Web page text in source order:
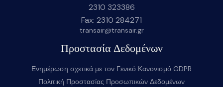
2310 323386
Fax: 2310 284271
transair@transair.gr
Προστασία Δεδομένων
Ενημέρωση σχετικά με τον Γενικό Κανονισμό GDPR
Πολιτική Προστασίας Προσωπικών Δεδομένων